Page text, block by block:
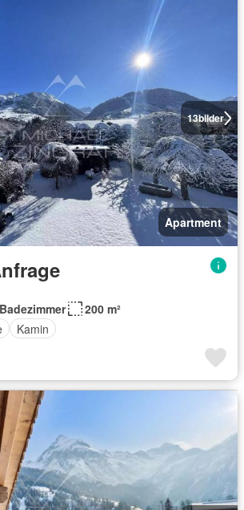
13bilder
Apartment
200 m²
Kamin